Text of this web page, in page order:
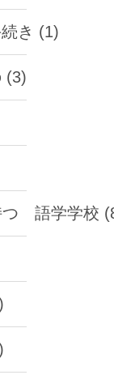
き (1)
(3)
つ 語学学校